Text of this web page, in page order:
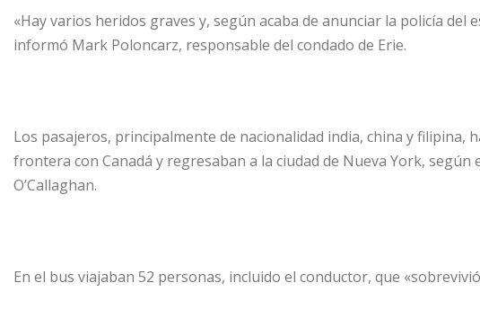
«Hay varios heridos graves y, según acaba de anunciar la policía del
informó Mark Poloncarz, responsable del condado de Erie.
Los pasajeros, principalmente de nacionalidad india, china y filipina,
frontera con Canadá y regresaban a la ciudad de Nueva York, según
O’Callaghan.
En el bus viajaban 52 personas, incluido el conductor, que